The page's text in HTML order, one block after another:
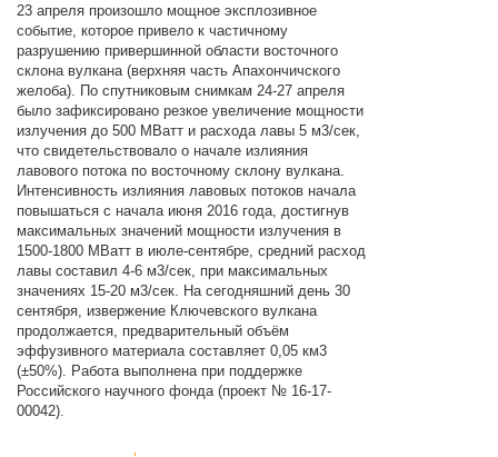
23 апреля произошло мощное эксплозивное
событие, которое привело к частичному
разрушению привершинной области восточного
склона вулкана (верхняя часть Апахончичского
желоба). По спутниковым снимкам 24-27 апреля
было зафиксировано резкое увеличение мощности
излучения до 500 МВатт и расхода лавы 5 м3/сек,
что свидетельствовало о начале излияния
лавового потока по восточному склону вулкана.
Интенсивность излияния лавовых потоков начала
повышаться с начала июня 2016 года, достигнув
максимальных значений мощности излучения в
1500-1800 МВатт в июле-сентябре, средний расход
лавы составил 4-6 м3/сек, при максимальных
значениях 15-20 м3/сек. На сегодняшний день 30
сентября, извержение Ключевского вулкана
продолжается, предварительный объём
эффузивного материала составляет 0,05 км3
(±50%). Работа выполнена при поддержке
Российского научного фонда (проект № 16-17-
00042).